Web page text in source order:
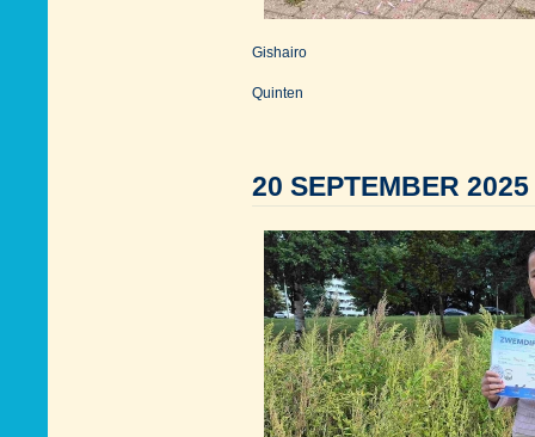
Gishairo
Quinten
20 SEPTEMBER 2025